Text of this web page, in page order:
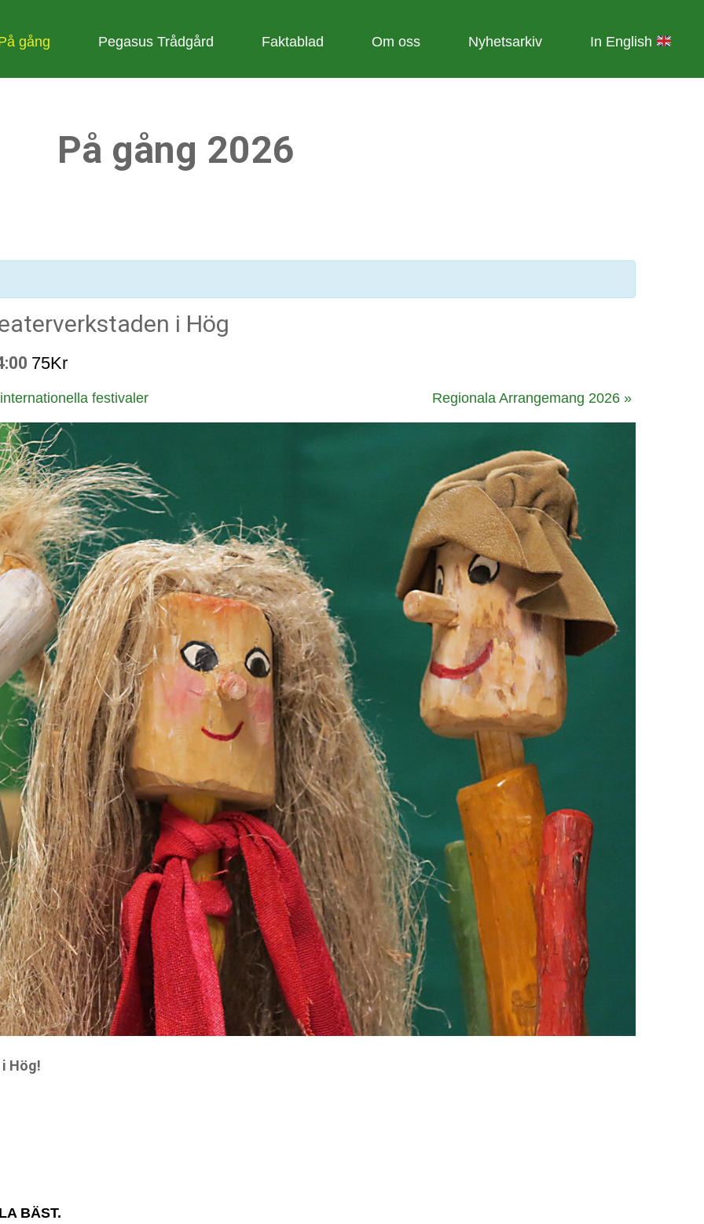
gång Pegasus Trådgård Faktablad Om oss Nyhetsarkiv In English
På gång 2026
i Hög
75Kr
festivaler Regionala Arrangemang 2026 »
Hög!
BÄST.